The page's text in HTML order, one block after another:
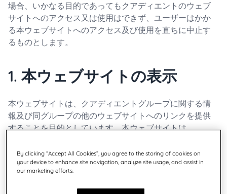
場合、いかなる目的であってもクアディエントのウェブ
サイトへのアクセス又は使用はできず、ユーザーはかか
る本ウェブサイトへのアクセス及び使用を直ちに中止す
るものとします。
1. 本ウェブサイトの表示
本ウェブサイトは、クアディエントグループに関する情
報及び同グループの他のウェブサイトへのリンクを提供
することを目的としています。本ウェブサイトは、
Neopost SA はフランスの有限会社（société anonyme）
であり、ナンテール商業事業登記簿（登記番号 402 103
907）に資本金34, 562, 912ユーロ、本店所在地 42-46
avenue Aristide Briand - 92220 Bagneux, France とし
By clicking “Accept All Cookies”, you agree to the storing of cookies on
your device to enhance site navigation, analyze site usage, and assist in
our marketing efforts.